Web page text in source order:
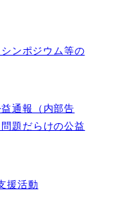
ンポジウム等の
通報（内部告
題だらけの公益
援活動